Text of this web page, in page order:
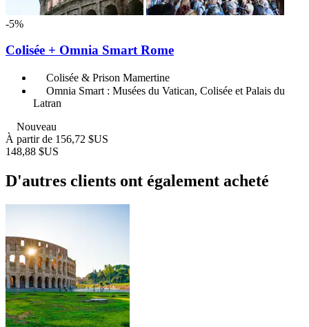
-5%
Colisée + Omnia Smart Rome
Colisée & Prison Mamertine
Omnia Smart : Musées du Vatican, Colisée et Palais du
Latran
Nouveau
À partir de 156,72 $US
148,88 $US
D'autres clients ont également acheté